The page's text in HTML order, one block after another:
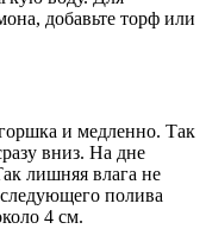
добавьте торф или
и медленно. Так
вниз. На дне
лишняя влага не
полива
4 см.